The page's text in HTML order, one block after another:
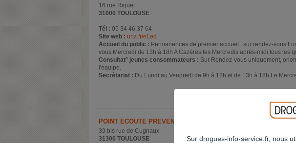
16 rue Riquet
31000 TOULOUSE
Tél : 05 34 46 37 64
Site web : urlz.fr/eLed
Accueil du public : Permanences de premier accueil : sur rendez-vous
vous Mercredi de 13h à 18h A Cazères les Mercredis après-midi tous les
Consultat° jeunes consommateurs : Sur Rendez-vous uniquement,
l'équipe.
Secrétariat : Du Lundi au Vendredi de 9h à 12h et de 13h à 18h Le
POINT ECOUTE PRÉVENTION ARPADE
39 bis rue de Cugnaux
31300 TOULOUSE
Sur drogues-info-service.fr, nous